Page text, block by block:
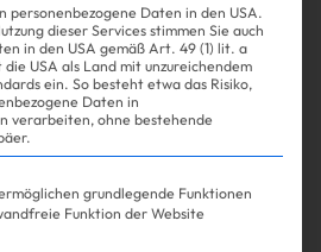
personenbezogene Daten in den USA.
dieser Services stimmen Sie auch
in den USA gemäß Art. 49 (1) lit. a
die USA als Land mit unzureichendem
ein. So besteht etwa das Risiko,
Daten in
verarbeiten, ohne bestehende
Service-Gruppen, für die
grundlegende Funktionen
Funktion der Website